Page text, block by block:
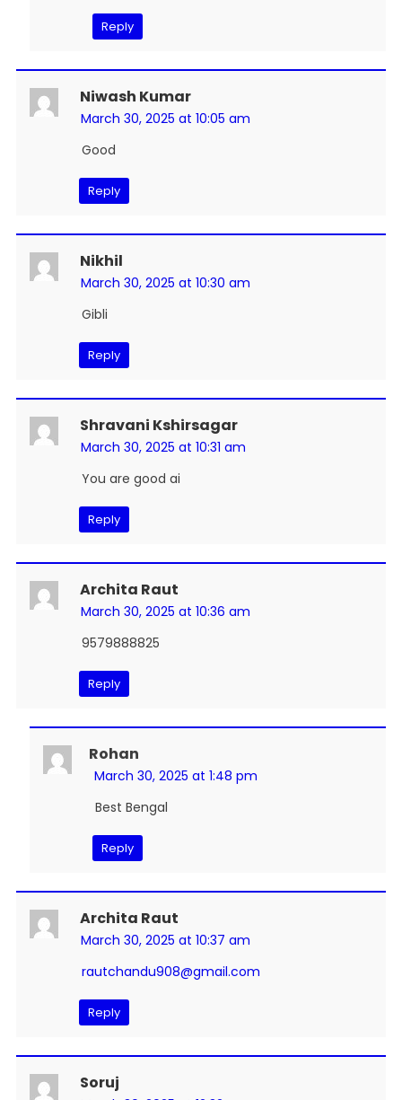
Reply
Niwash Kumar
March 30, 2025 at 10:05 am
Good
Reply
Nikhil
March 30, 2025 at 10:30 am
Gibli
Reply
Shravani Kshirsagar
March 30, 2025 at 10:31 am
You are good ai
Reply
Archita Raut
March 30, 2025 at 10:36 am
9579888825
Reply
Rohan
March 30, 2025 at 1:48 pm
Best Bengal
Reply
Archita Raut
March 30, 2025 at 10:37 am
rautchandu908@gmail.com
Reply
Soruj